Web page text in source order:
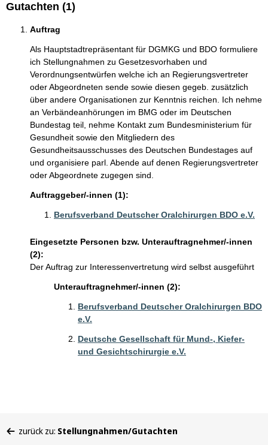
Gutachten (1)
Auftrag
Als Hauptstadtrepräsentant für DGMKG und BDO formuliere
ich Stellungnahmen zu Gesetzesvorhaben und
Verordnungsentwürfen welche ich an Regierungsvertreter
oder Abgeordneten sende sowie diesen gegeb. zusätzlich
über andere Organisationen zur Kenntnis reichen. Ich nehme
an Verbändeanhörungen im BMG oder im Deutschen
Bundestag teil, nehme Kontakt zum Bundesministerium für
Gesundheit sowie den Mitgliedern des
Gesundheitsausschusses des Deutschen Bundestages auf
und organisiere parl. Abende auf denen Regierungsvertreter
oder Abgeordnete zugegen sind.
Auftraggeber/-innen (1):
Berufsverband Deutscher Oralchirurgen BDO e.V.
Eingesetzte Personen bzw. Unterauftragnehmer/-innen
(2):
Der Auftrag zur Interessenvertretung wird selbst ausgeführt
Unterauftragnehmer/-innen (2):
Berufsverband Deutscher Oralchirurgen BDO
e.V.
Deutsche Gesellschaft für Mund-, Kiefer-
und Gesichtschirurgie e.V.
befinden
zurück zu: Stellungnahmen/Gutachten